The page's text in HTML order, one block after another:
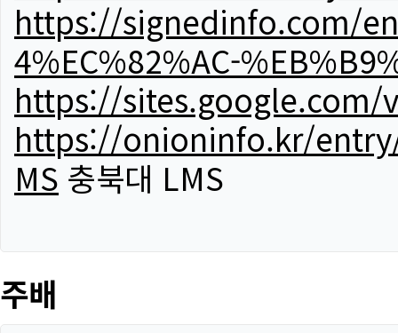
https://signedinfo.com/
4%EC%82%AC-
https://sites.google.com/
https://onioninfo.kr/entry/
MS 충북대 LMS
주배